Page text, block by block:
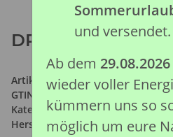
DROMEDAR (L)
Artikelnummer:88208
GTIN:
Kategorie:Wald & Wild Kollektion
Hersteller: Collecta Global Limited
und versendet.
Ab dem 29.08.2026
wieder voller
kümmern uns so
möglich um eure